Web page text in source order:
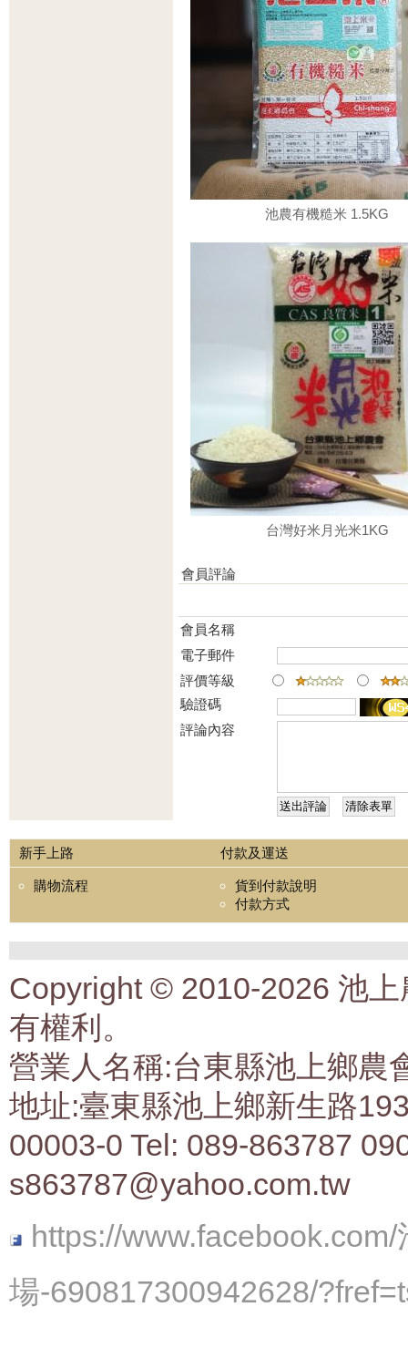
池農有機糙米 1.5KG
台灣好米月光米1KG
會員評論
會員名稱
電子郵件
評價等級
驗證碼
評論內容
新手上路 付款及運送
購物流程
貨到付款說明
付款方式
Copyright © 2010-2026 池
有權利。
營業人名稱:台東縣池上鄉農
地址:臺東縣池上鄉新生路
00003-0 Tel: 089-863787
s863787@yahoo.com.tw
https://
場-690817300942628/